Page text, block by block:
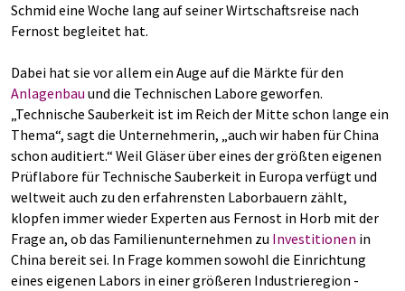
Schmid eine Woche lang auf seiner Wirtschaftsreise nach
Fernost begleitet hat.
Dabei hat sie vor allem ein Auge auf die Märkte für den
Anlagenbau und die Technischen Labore geworfen.
„Technische Sauberkeit ist im Reich der Mitte schon lange ein
Thema“, sagt die Unternehmerin, „auch wir haben für China
schon auditiert.“ Weil Gläser über eines der größten eigenen
Prüflabore für Technische Sauberkeit in Europa verfügt und
weltweit auch zu den erfahrensten Laborbauern zählt,
klopfen immer wieder Experten aus Fernost in Horb mit der
Frage an, ob das Familienunternehmen zu Investitionen in
China bereit sei. In Frage kommen sowohl die Einrichtung
eines eigenen Labors in einer größeren Industrieregion -